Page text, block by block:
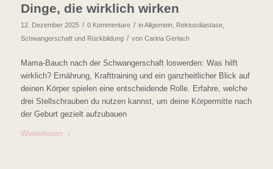
Dinge, die wirklich wirken
12. Dezember 2025 / 0 Kommentare / inAllgemein, Rektusdiastase,
Schwangerschaft und Rückbildung / von Carina Gerlach
Mama-Bauch nach der Schwangerschaft loswerden: Was hilft
wirklich? Ernährung, Krafttraining und ein ganzheitlicher Blick auf
deinen Körper spielen eine entscheidende Rolle. Erfahre, welche
drei Stellschrauben du nutzen kannst, um deine Körpermitte nach
der Geburt gezielt aufzubauen
Weiterlesen